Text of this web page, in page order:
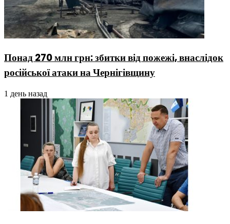
Понад 270 млн грн: збитки від пожежі, внаслідок
російської атаки на Чернігівщину
1 день назад